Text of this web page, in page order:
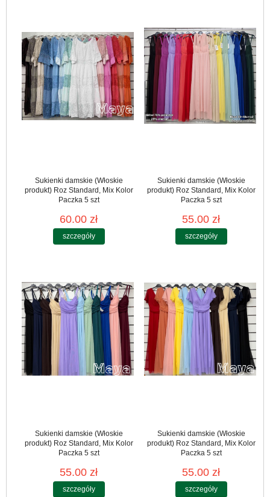
Sukienki damskie (Włoskie
produkt) Roz Standard, Mix Kolor
Paczka 5 szt
60.00 zł
szczegóły
Sukienki damskie (Włoskie
produkt) Roz Standard, Mix Kolor
Paczka 5 szt
55.00 zł
szczegóły
Sukienki damskie (Włoskie
produkt) Roz Standard, Mix Kolor
Paczka 5 szt
55.00 zł
szczegóły
Sukienki damskie (Włoskie
produkt) Roz Standard, Mix Kolor
Paczka 5 szt
55.00 zł
szczegóły